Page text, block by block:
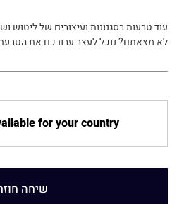
עוד טבעות בסגנונות ועיצובים של ליטוש
לא מצאתם? נוכל לעצב עבורכם את
for your country
שיחה